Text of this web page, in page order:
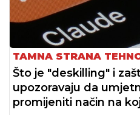
TAMNA STRANA
Što je "deskilling" i
upozoravaju da
promijeniti način na